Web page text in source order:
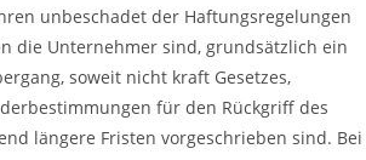
unbeschadet der Haftungsregelungen
die Unternehmer sind, grundsätzlich ein
soweit nicht kraft Gesetzes,
für den Rückgriff des
längere Fristen vorgeschrieben sind. Bei